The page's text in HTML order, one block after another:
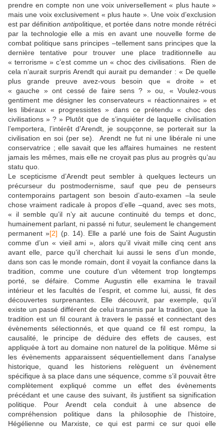
prendre en compte non une voix universellement « plus haute »
mais une voix exclusivement « plus haute ». Une voix d’exclusion
est par définition antipolitique, et portée dans notre monde rétréci
par la technologie elle a mis en avant une nouvelle forme de
combat politique sans principes –tellement sans principes que la
dernière tentative pour trouver une place traditionnelle au
« terrorisme » c’est comme un « choc des civilisations. Rien de
cela n’aurait surpris Arendt qui aurait pu demander : « De quelle
plus grande preuve avez-vous besoin que « droite » et
« gauche » ont cessé de faire sens ? » ou, « Voulez-vous
gentiment me désigner les conservateurs « réactionnaires » et
les libéraux « progressistes » dans ce prétendu « choc des
civilisations » ? » Plutôt que de s’inquiéter de laquelle civilisation
l’emportera, l’intérêt d’Arendt, je soupçonne, se porterait sur la
civilisation en soi (per se). Arendt ne fut ni une libérale ni une
conservatrice ; elle savait que les affaires humaines ne restent
jamais les mêmes, mais elle ne croyait pas plus au progrès qu’au
statu quo.
Le scepticisme d’Arendt peut sembler à quelques lecteurs un
précurseur du postmodernisme, sauf que peu de penseurs
contemporains partagent son besoin d’auto-examen –la seule
chose vraiment radicale à propos d’elle –quand, avec ses mots,
« il semble qu’il n’y ait aucune continuité du temps et donc,
humainement parlant, ni passé ni futur, seulement le changement
permanent »[2] (p. 14). Elle a parlé une fois de Saint Augustin
comme d’un « vieil ami », alors qu’il vivait mille cinq cent ans
avant elle, parce qu’il cherchait lui aussi le sens d’un monde,
dans son cas le monde romain, dont il voyait la confiance dans la
tradition, comme une couture d’un vêtement trop longtemps
porté, se défaire. Comme Augustin elle examina le travail
intérieur et les facultés de l’esprit, et comme lui, aussi, fit des
découvertes surprenantes. Elle découvrit, par exemple, qu’il
existe un passé différent de celui transmis par la tradition, que la
tradition est un fil courant à travers le passé et connectant des
évènements sélectionnés, et que quand ce fil est rompu, la
causalité, le principe de déduire des effets de causes, est
appliquée à tort au domaine non naturel de la politique. Même si
les évènements apparaissent séquentiellement dans l’analyse
historique, quand les historiens relèguent un évènement
spécifique à sa place dans une séquence, comme s’il pouvait être
complètement expliqué comme un effet des évènements
précédant et une cause des suivant, ils justifient sa signification
politique. Pour Arendt cela conduit à une absence de
compréhension politique dans la philosophie de l’histoire,
Hégélienne ou Marxiste, ce qui est parmi ce sur quoi elle